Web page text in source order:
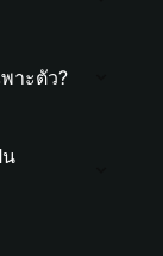
าะตัว?
น